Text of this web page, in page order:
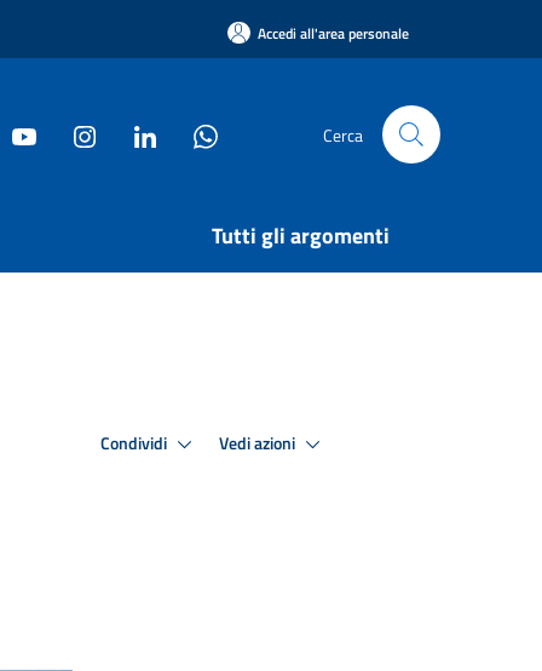
Accedi all'area personale
Cerca
Tutti gli argomenti
Condividi Vedi azioni